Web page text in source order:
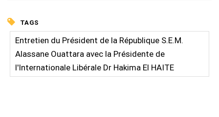
TAGS
Entretien du Président de la République S.E.M.
Alassane Ouattara avec la Présidente de
l'Internationale Libérale Dr Hakima El HAITE